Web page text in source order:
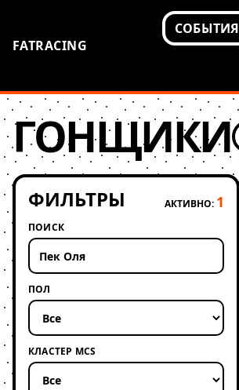
FATRACING
СОБЫТИЯ
ГОНЩИКИ
ФИЛЬТРЫ АКТИВНО: 1
ПОИСК
ПОЛ
КЛАСТЕР MCS